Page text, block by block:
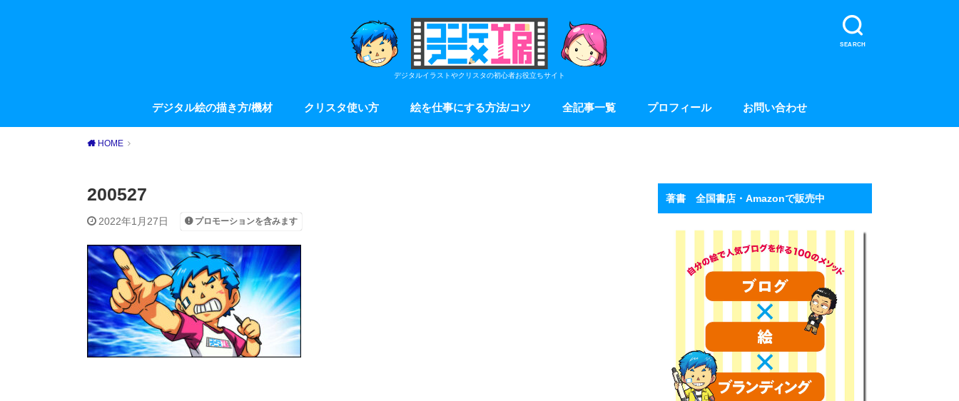
SEARCH
デジタルイラストやクリスタの初心者お役立ちサイト
デジタル絵の描き方/機材 クリスタ使い方 絵を仕事にする方法/コツ 全記事一覧 プロフィール お問い合わせ
HOME
200527
2022年1月27日 プロモーションを含みます
著書 全国書店・Amazonで販売中